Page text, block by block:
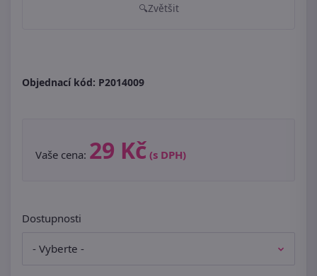
Zvětšit
Objednací kód: P2014009
Vaše cena: 29 Kč (s DPH)
Dostupnosti